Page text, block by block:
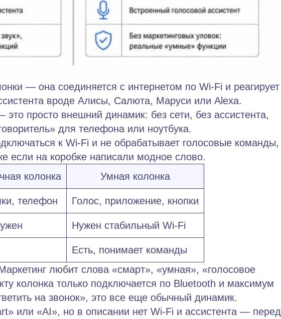
— она соединяется с интернетом по Wi‑Fi и реагирует
вроде Алисы, Салюта, Маруси или Alexa.
просто внешний динамик: без сети, без ассистента,
для телефона или ноутбука.
к Wi‑Fi и не обрабатывает голосовые команды,
если на коробке написали модное слово.
колонка Умная колонка
телефон Голос, приложение, кнопки
Нужен стабильный Wi‑Fi
Есть, понимает команды
любит слова «смарт», «умная», «голосовое
колонка только подключается по Bluetooth и максимум
на звонок», это все еще обычный динамик.
или «AI», но в описании нет Wi‑Fi и ассистента — перед